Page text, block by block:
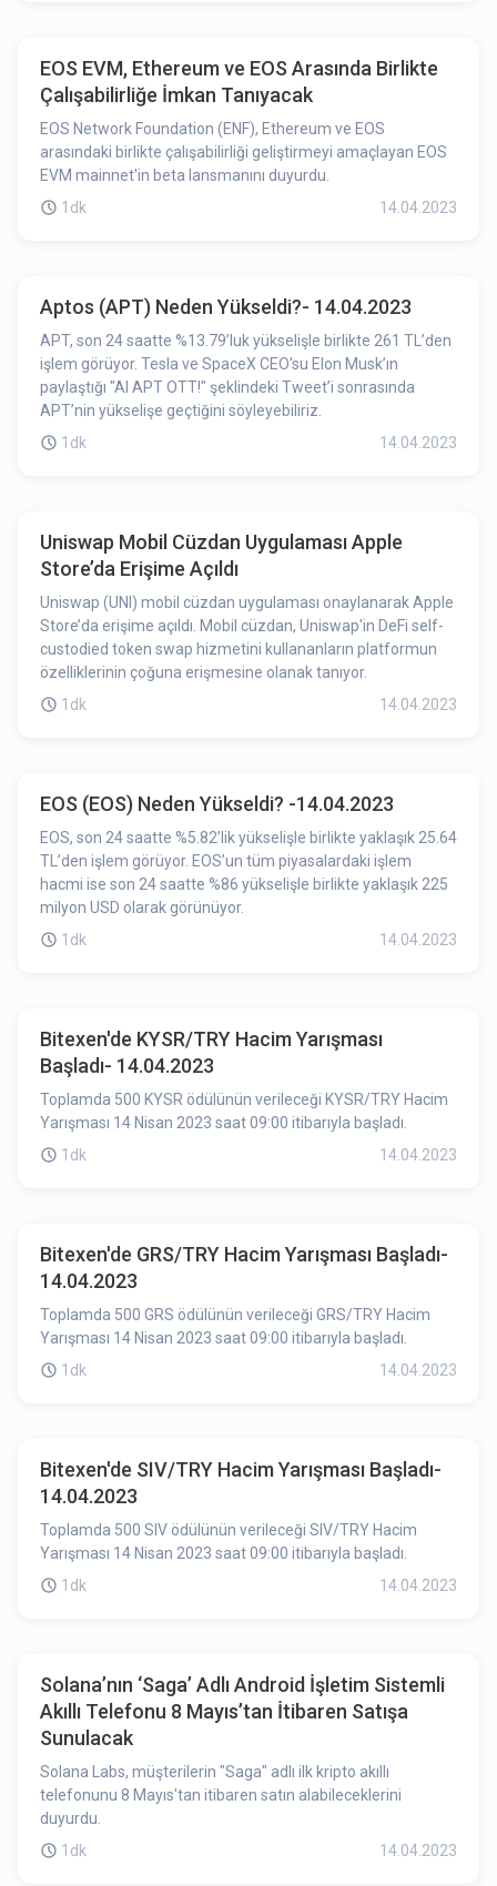
EOS EVM, Ethereum ve EOS Arasında Birlikte
Çalışabilirliğe İmkan Tanıyacak
EOS Network Foundation (ENF), Ethereum ve EOS
arasındaki birlikte çalışabilirliği geliştirmeyi amaçlayan EOS
EVM mainnet'in beta lansmanını duyurdu.
1dk
14.04.2023
Aptos (APT) Neden Yükseldi?- 14.04.2023
APT, son 24 saatte %13.79’luk yükselişle birlikte 261 TL’den
işlem görüyor. Tesla ve SpaceX CEO'su Elon Musk’ın
paylaştığı "AI APT OTT!" şeklindeki Tweet’i sonrasında
APT’nin yükselişe geçtiğini söyleyebiliriz.
1dk
14.04.2023
Uniswap Mobil Cüzdan Uygulaması Apple
Store’da Erişime Açıldı
Uniswap (UNI) mobil cüzdan uygulaması onaylanarak Apple
Store’da erişime açıldı. Mobil cüzdan, Uniswap'in DeFi self-
custodied token swap hizmetini kullananların platformun
özelliklerinin çoğuna erişmesine olanak tanıyor.
1dk
14.04.2023
EOS (EOS) Neden Yükseldi? -14.04.2023
EOS, son 24 saatte %5.82’lik yükselişle birlikte yaklaşık 25.64
TL’den işlem görüyor. EOS’un tüm piyasalardaki işlem
hacmi ise son 24 saatte %86 yükselişle birlikte yaklaşık 225
milyon USD olarak görünüyor.
1dk
14.04.2023
Bitexen'de KYSR/TRY Hacim Yarışması
Başladı- 14.04.2023
Toplamda 500 KYSR ödülünün verileceği KYSR/TRY Hacim
Yarışması 14 Nisan 2023 saat 09:00 itibarıyla başladı.
1dk
14.04.2023
Bitexen'de GRS/TRY Hacim Yarışması Başladı-
14.04.2023
Toplamda 500 GRS ödülünün verileceği GRS/TRY Hacim
Yarışması 14 Nisan 2023 saat 09:00 itibarıyla başladı.
1dk
14.04.2023
Bitexen'de SIV/TRY Hacim Yarışması Başladı-
14.04.2023
Toplamda 500 SIV ödülünün verileceği SIV/TRY Hacim
Yarışması 14 Nisan 2023 saat 09:00 itibarıyla başladı.
1dk
14.04.2023
Solana’nın ‘Saga’ Adlı Android İşletim Sistemli
Akıllı Telefonu 8 Mayıs’tan İtibaren Satışa
Sunulacak
Solana Labs, müşterilerin "Saga" adlı ilk kripto akıllı
telefonunu 8 Mayıs'tan itibaren satın alabileceklerini
duyurdu.
1dk
14.04.2023